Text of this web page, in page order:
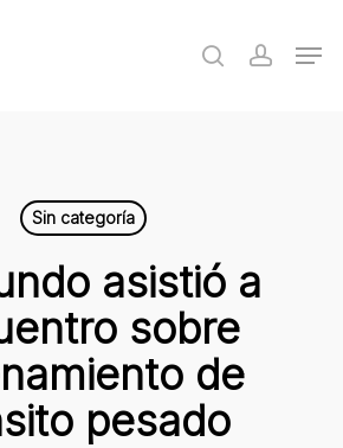
search
Sin categoría
asistió a
sobre
de
pesado